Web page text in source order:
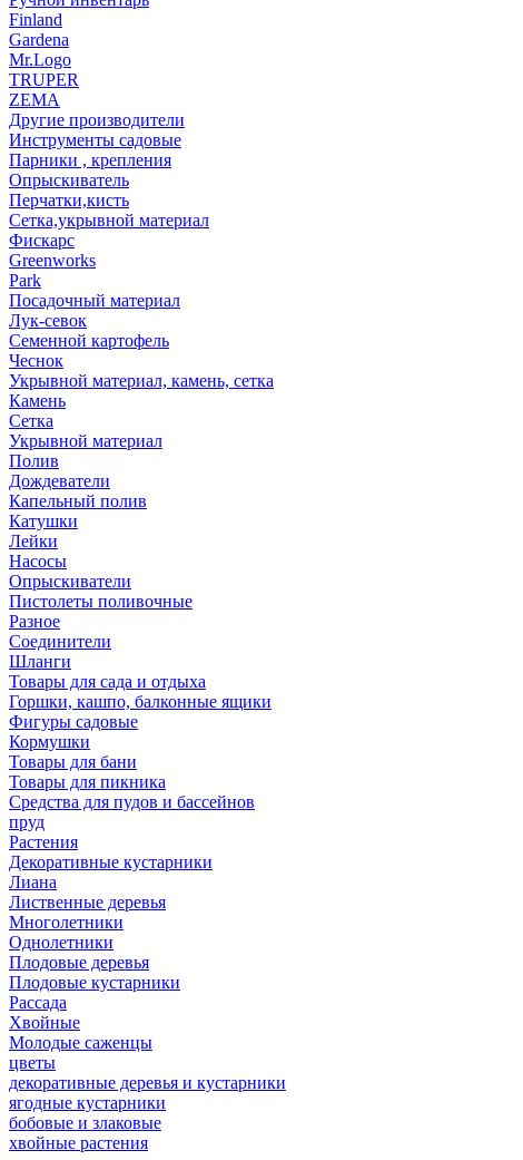
Finland
Gardena
Mr.Logo
TRUPER
ZEMA
Другие производители
Инструменты садовые
Парники , крепления
Опрыскиватель
Перчатки,кисть
Сетка,укрывной материал
Фискарс
Greenworks
Park
Посадочный материал
Лук-севок
Семенной картофель
Чеснок
Укрывной материал, камень, сетка
Камень
Сетка
Укрывной материал
Полив
Дождеватели
Капельный полив
Катушки
Лейки
Насосы
Опрыскиватели
Пистолеты поливочные
Разное
Соединители
Шланги
Товары для сада и отдыха
Горшки, кашпо, балконные ящики
Фигуры садовые
Кормушки
Товары для бани
Товары для пикника
Средства для пудов и бассейнов
пруд
Растения
Декоративные кустарники
Лиана
Лиственные деревья
Многолетники
Однолетники
Плодовые деревья
Плодовые кустарники
Рассада
Хвойные
Молодые саженцы
цветы
декоративные деревья и кустарники
ягодные кустарники
бобовые и злаковые
хвойные растения